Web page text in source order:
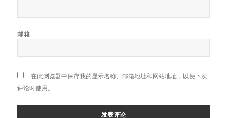
邮箱
在此浏览器中保存我的显示名称、邮箱地址和网站地址，以便下次
评论时使用。